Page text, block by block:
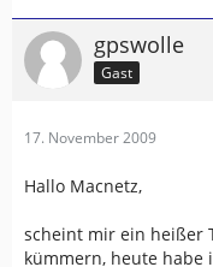
gpswolle
Gast
17. November 2009
Hallo Macnetz,
scheint mir ein heißer
kümmern, heute habe